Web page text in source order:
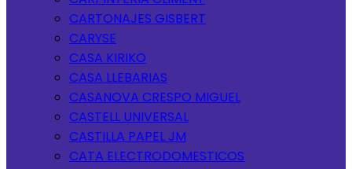
CARTONAJES GISBERT
CARYSE
CASA KIRIKO
CASA LLEBARIAS
CASANOVA CRESPO MIGUEL
CASTELL UNIVERSAL
CASTILLA PAPEL JM
CATA ELECTRODOMESTICOS